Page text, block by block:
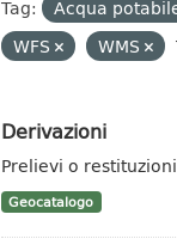
Tag: Acqua
WFS
WMS
Derivazioni
Prelievi o
Geocatalogo